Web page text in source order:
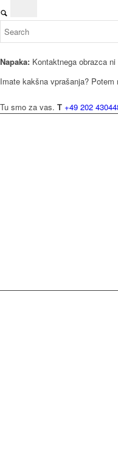
Napaka: Kontaktnega obrazca
Imate kakšna vprašanja?
Tu smo za vas. T +49 202